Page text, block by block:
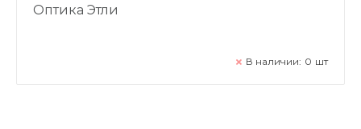
Оптика Этли
В наличии: 0 шт